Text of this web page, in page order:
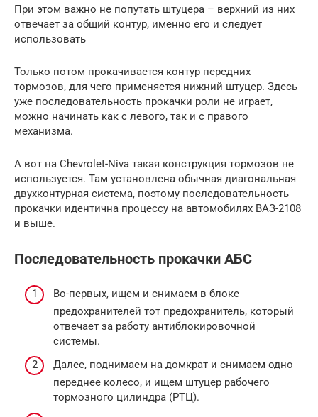
При этом важно не попутать штуцера – верхний из них
отвечает за общий контур, именно его и следует
использовать
Только потом прокачивается контур передних
тормозов, для чего применяется нижний штуцер. Здесь
уже последовательность прокачки роли не играет,
можно начинать как с левого, так и с правого
механизма.
А вот на Chevrolet-Niva такая конструкция тормозов не
используется. Там установлена обычная диагональная
двухконтурная система, поэтому последовательность
прокачки идентична процессу на автомобилях ВАЗ-2108
и выше.
Последовательность прокачки АБС
Во-первых, ищем и снимаем в блоке
предохранителей тот предохранитель, который
отвечает за работу антиблокировочной
системы.
Далее, поднимаем на домкрат и снимаем одно
переднее колесо, и ищем штуцер рабочего
тормозного цилиндра (РТЦ).